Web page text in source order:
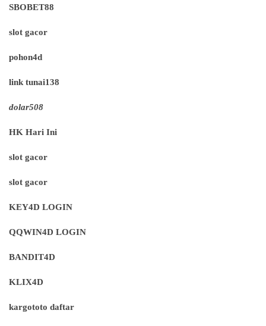
SBOBET88
slot gacor
pohon4d
link tunai138
dolar508
HK Hari Ini
slot gacor
slot gacor
KEY4D LOGIN
QQWIN4D LOGIN
BANDIT4D
KLIX4D
kargototo daftar